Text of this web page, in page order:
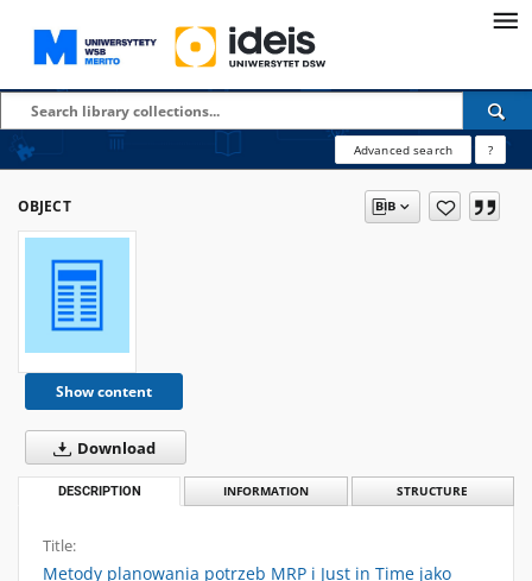
Advanced search ?
OBJECT
Show content
Download
DESCRIPTION INFORMATION STRUCTURE
Title:
Metody planowania potrzeb MRP i Just in Time jako